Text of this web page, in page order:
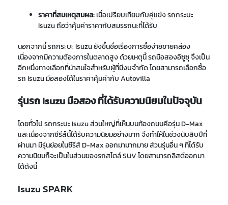
ราคาที่สมเหตุสมผล:เมื่อเปรียบเทียบกับคู่แข่ง รถกระบะ
Isuzu ถือว่าคุ้มค่าราคากับสมรรถนะที่ได้รับ
นอกจากนี้ รถกระบะ Isuzu ยังขึ้นชื่อเรื่องการซื้อง่ายขายคล่อง
เนื่องจากมีความต้องการในตลาดสูง ด้วยเหตุนี้ รถมือสองอิซูซุ จึงเป็น
อีกหนึ่งทางเลือกที่น่าสนใจสำหรับผู้ที่มีงบจำกัด โดยสามารถเลือกซื้อ
รถ Isuzu มือสองได้ในราคาคุ้มค่ากับ Autovilla
รุ่นรถ Isuzu มือสอง ที่ได้รับความนิยมในปัจจุบัน
โดยทั่วไป รถกระบะ Isuzu ส่วนใหญ่ที่เห็นบนท้องถนนคือรุ่น D-Max
และเนื่องจากซีรีส์นี้ได้รับความนิยมอย่างมาก จึงทำให้ในช่วงนับสิบปีที่
ผ่านมา มีรุ่นย่อยในซีรีส์ D-Max ออกมามากมาย ส่วนรุ่นอื่น ๆ ที่ได้รับ
ความนิยมก็จะเป็นในส่วนของรถสไตล์ SUV โดยสามารถลิสต์ออกมา
ได้ดังนี้
Isuzu SPARK